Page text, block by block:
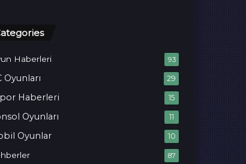
Haberleri 93
Oyunları 29
Haberleri 15
Oyunları 11
Oyunlar 10
87